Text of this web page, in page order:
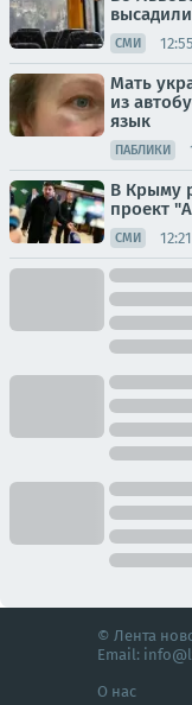
СМИ 12:55
Мать
из
язык
ПАБЛИКИ
В Крыму
проект
СМИ 12:21
© Лента
Email:
О нас